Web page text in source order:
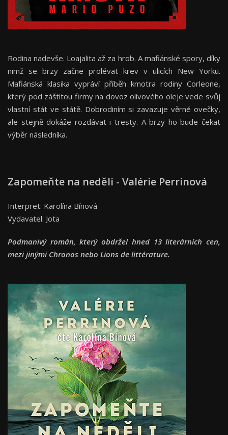
Rodina nadevše. Loajalita až za hrob. A mafiánské spory, díky
nimž se brzy začne prolévat krev v ulicích New Yorku.
Mafiánská klasika vypráví příběh kmotra rodiny Corleone,
který pod záštitou firmy na dovoz olivového oleje vede svůj
vlastní stát ve státě. Dobrodiním si zavazuje věrné ovečky,
ale stejně dokáže rozdávat i tresty. A brzy ho bude čekat
výběr následníka.
Zapomeňte na neděli - Valérie Perrinová
Interpret: Karolína Bínová
Vydavatel: Jota
Podmanivý román, který obdržel hned 13 literárních cen,
mezi jinými Chronos nebo Lions de littérature.